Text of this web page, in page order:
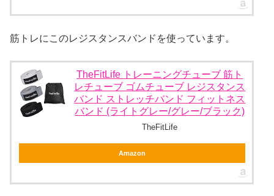
筋トレにこのレジスタンスバンドを使っています。
TheFitLife トレーニングチューブ 筋ト
レチューブ ゴムチューブ レジスタンス
バンド ストレッチバンド フィットネス
バンド (ライトグレー/グレー/ブラック)
TheFitLife
Amazon